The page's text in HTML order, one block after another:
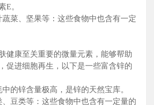
E。
蔬菜、坚果等：这些食物中也含有一定
健康至关重要的微量元素，能够帮助
促进细胞再生，以下是一些富含锌的
的锌含量极高，是锌的天然宝库。
、豆类等：这些食物中也含有一定量的